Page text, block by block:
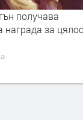
и „Мистерията
гласове“
на Ели Годлинг